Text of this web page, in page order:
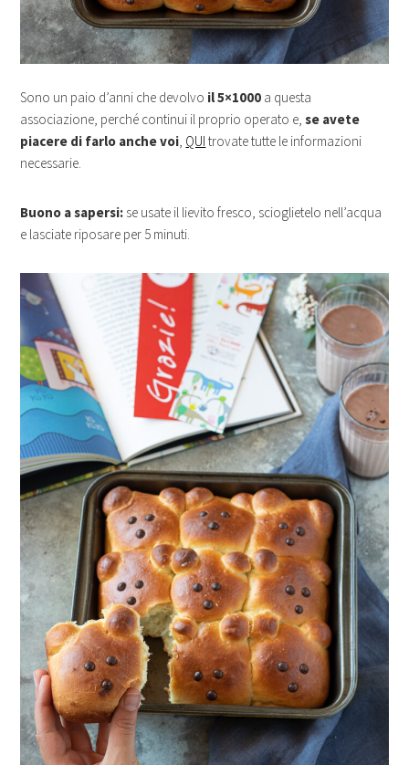
Sono un paio d’anni che devolvo il 5×1000 a questa
associazione, perché continui il proprio operato e,se avete
piacere di farlo anche voi, QUI trovate tutte le informazioni
necessarie.
Buono a sapersi: se usate il lievito fresco, scioglietelo nell’acqua
e lasciate riposare per 5 minuti.